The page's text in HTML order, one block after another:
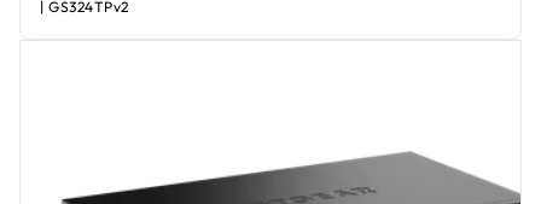
| GS324TPv2